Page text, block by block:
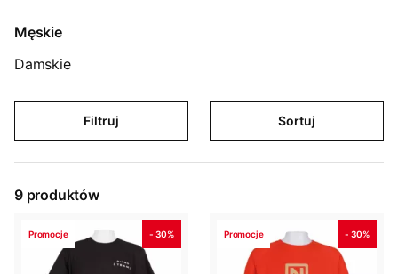
Męskie
Damskie
Filtruj Sortuj
9 produktów
Promocje - 30% Promocje - 30%